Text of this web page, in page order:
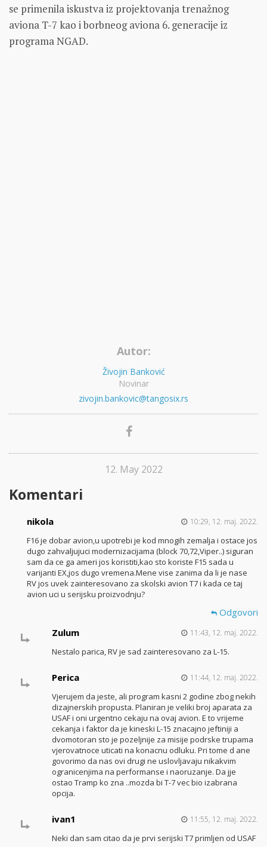
se primenila iskustva iz projektovanja trenažnog
aviona T-7 kao i borbneog aviona 6. generacije iz
programa NGAD.
Autor:
Živojin Banković
Novinar
zivojin.bankovic@tangosix.rs
12. May 2022
Komentari
nikola 10:29, 12. maj. 2022.
F16 je dobar avion,u upotrebi je kod mnogih zemalja i ostace jos
dugo zahvaljujuci modernizacijama (block 70,72,Viper..) siguran
sam da ce ga ameri jos koristiti,kao sto koriste F15 sada u
varijanti EX,jos dugo vremena.Mene vise zanima da li je nase
RV jos uvek zainteresovano za skolski avion T7 i kada ce taj
avion uci u serijsku proizvodnju?
Odgovori
Zulum
11:43, 12. maj. 2022.
Nestalo parica, RV je sad zainteresovano za L-15.
Perica 11:44, 12. maj. 2022.
Vjerujem da jeste, ali program kasni 2 godine zbog nekih
dizajnerskih propusta. Planiran je veliki broj aparata za
USAF i oni urgentno cekaju na ovaj avion. E to vrijeme
cekanja i faktor da je kineski L-15 znacajno jeftiniji a
dvomotoran sto je pozeljnije za misije podrske trupama
vjerovatnoce uticati na konacnu odluku. Pri tome d ane
govorimo da nas ovi drugi ne uslovljavaju nikakvim
ogranicenjima na performanse i naoruzanje. Da jje
ostao Tramp ko zna ..mozda bi T-7 vec bio izabrana
opcija.
ivan1 11:55, 12. maj. 2022.
Neki dan sam citao da je prvi serijski T7 primljen od USAF